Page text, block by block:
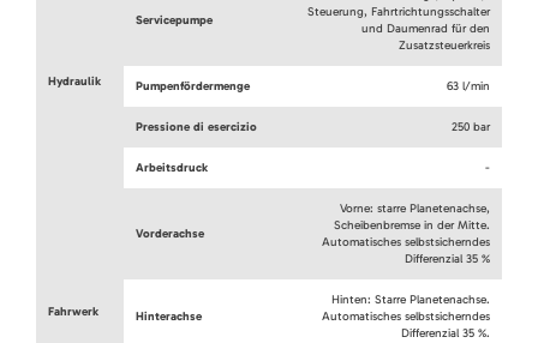
Hydraulik
Servicepumpe
Steuerung, Fahrtrichtungsschalter
und Daumenrad für den
Zusatzsteuerkreis
Pumpenfördermenge 63 l/min
Pressione di esercizio 250 bar
Arbeitsdruck -
Fahrwerk
Vorderachse
Vorne: starre Planetenachse,
Scheibenbremse in der Mitte.
Automatisches selbstsicherndes
Differenzial 35 %
Hinterachse
Hinten: Starre Planetenachse.
Automatisches selbstsicherndes
Differenzial 35 %.